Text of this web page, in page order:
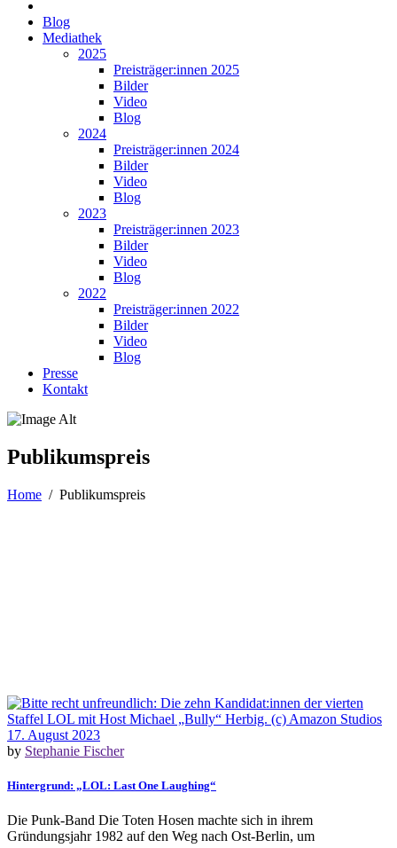
Blog
Mediathek
2025
Preisträger:innen 2025
Bilder
Video
Blog
2024
Preisträger:innen 2024
Bilder
Video
Blog
2023
Preisträger:innen 2023
Bilder
Video
Blog
2022
Preisträger:innen 2022
Bilder
Video
Blog
Presse
Kontakt
Publikumspreis
Home / Publikumspreis
17. August 2023
by Stephanie Fischer
Hintergrund: „LOL: Last One Laughing“
Die Punk-Band Die Toten Hosen machte sich in ihrem
Gründungsjahr 1982 auf den Weg nach Ost-Berlin, um